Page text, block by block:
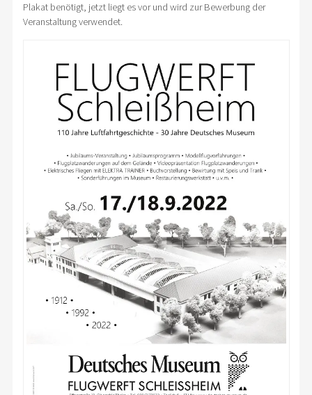
Plakat benötigt, jetzt liegt es vor und wird zur Bewerbung der
Veranstaltung verwendet.